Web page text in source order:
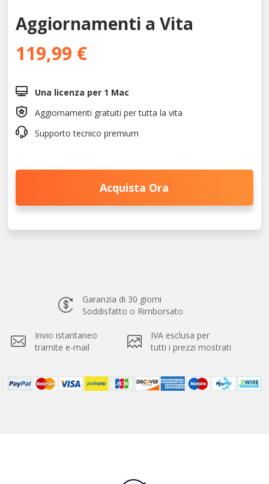
Aggiornamenti a Vita
119,99 €
 Una licenza per 1 Mac
 Aggiornamenti gratuiti per tutta la vita
 Supporto tecnico premium
Acquista Ora
Garanzia di 30 giorni
Soddisfatto o Rimborsato
Invio istantaneo
tramite e-mail
IVA esclusa per
tutti i prezzi mostrati